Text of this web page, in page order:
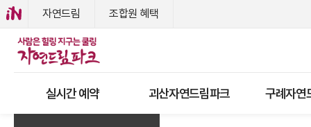
자연드림 조합원 혜택
실시간 예약 괴산자연드림파크 구례자연